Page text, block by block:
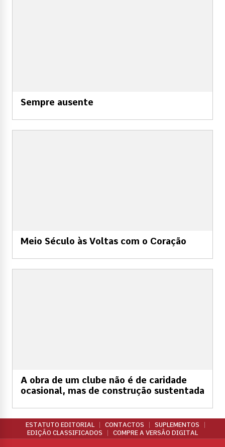
Sempre ausente
Meio Século às Voltas com o Coração
A obra de um clube não é de caridade
ocasional, mas de construção sustentada
ESTATUTO EDITORIAL CONTACTOS
SUPLEMENTOS
EDIÇÃO CLASSIFICADOS
COMPRE A VERSÃO DIGITAL